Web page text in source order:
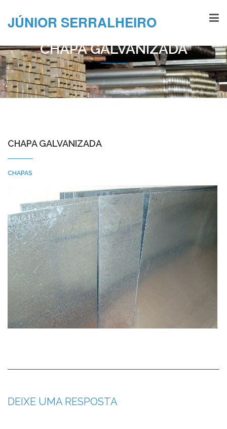
JÚNIOR SERRALHEIRO
CHAPA GALVANIZADA
CHAPA GALVANIZADA
CHAPAS
DEIXE UMA RESPOSTA